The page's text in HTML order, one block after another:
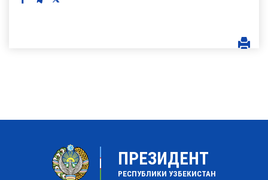
ПРЕЗИДЕНТ
РЕСПУБЛИКИ УЗБЕКИСТАН